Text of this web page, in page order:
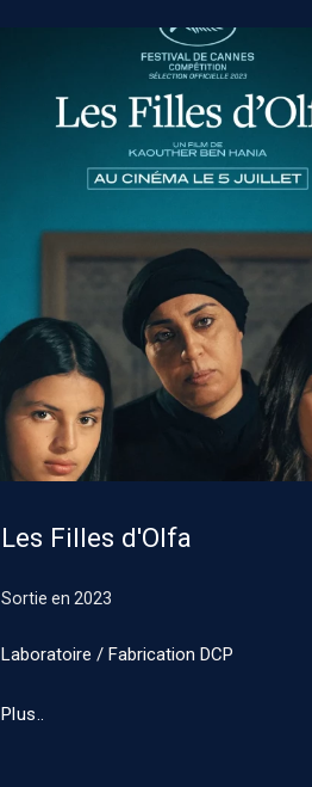
Les Filles d'Olfa
Sortie en 2023
Laboratoire / Fabrication DCP
Plus..